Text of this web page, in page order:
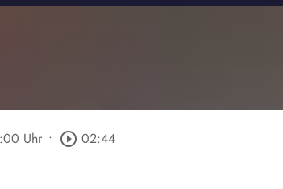
Uhr • play_circle_outline 02:44